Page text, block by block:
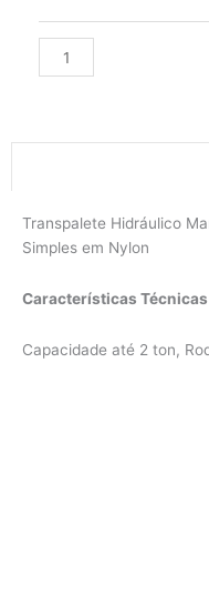
Transpalete Hidráulico
Simples em Nylon
Características Técnicas
Capacidade até 2 ton,